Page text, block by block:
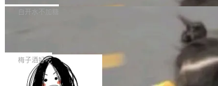
获配9...
题，该问题可能导致在旧版 Linux 内核...
P）！这一里程碑不仅标志着 Fluss 迈入新的发
长期停止内容更新，未能实现其作为“AI版维基百
提交的编辑请求也长期处于待处理状态。 Groki
pedia 于去年底上线，定位为由人工智能生成内
容的百科平台，被马斯克视为传统众包百科网站
白开水不加糖
是这样的：配 MessageSource 的 Bean、写 R
eloadableResourceBundleMessageSource、
声明 LocaleResolver、注册 LocaleChangeInt
梅子酒好吃
Apache Doris 4.1 全面增强 Iceberg：